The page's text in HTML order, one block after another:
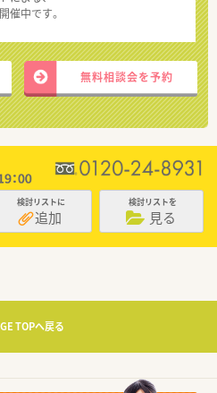
催中です。
無料相談会を予約
検討リストに
追加
検討リストを
見る
TOPへ戻る